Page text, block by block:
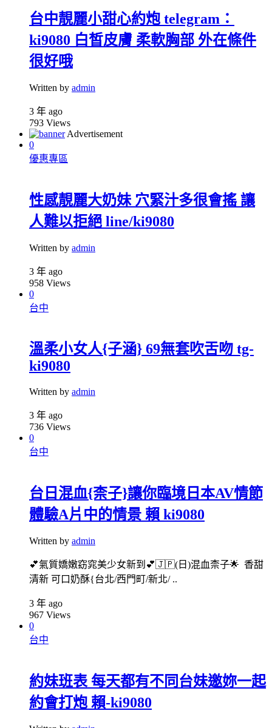
台中靚麗小甜心約炮 telegram：
ki9080 白皙皮膚 柔軟胸部 外在條件
很好哦
Written by admin
3 年 ago
793 Views
Advertisement
0
優惠專區
性感靚麗大奶妹 穴緊汁多很會搖 讓
人難以拒絕 line/ki9080
Written by admin
3 年 ago
958 Views
0
台中
溫柔小女人{子涵} 69無套吹舌吻 tg-
ki9080
Written by admin
3 年 ago
736 Views
0
台中
台日混血{柰子}讓你臨境日本AV情節
體驗A片中的情景 賴 ki9080
Written by admin
💕氣質嬌嫩窈窕美少女新到💕🇯🇵(日)混血柰子🌟 香甜
清新 可口奶酥{台北/西門町/新北/ ..
3 年 ago
967 Views
0
台中
約妹班表 每天都有不同台妹邀妳一起
約會打炮 賴-ki9080